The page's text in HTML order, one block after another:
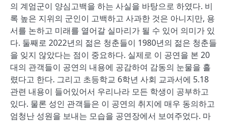
의 계엄군이 양심고백을 하는 사실을 바탕으로 하였다. 비
록 높은 지위의 군인이 고백하고 사과한 것은 아니지만, 용
서를 논하고 미래를 열어갈 실마리가 될 수 있어 의미가 있
다. 둘째로 2022년의 젊은 청춘들이 1980년의 젊은 청춘들
을 잊지 않았다는 점이 중요하다. 실제로 이 공연을 본 20
대의 관객들이 공연의 내용에 공감하여 감동의 눈물을 흘
렸다고 한다. 그리고 초등학교 6학년 사회 교과서에 5.18
관련 내용이 들어있어서 우리나라 모든 학생이 공부하고
있다. 물론 성인 관객들은 이 공연의 취지에 매우 동의하고
엄청난 성원을 보내는 모습을 공연장에서 보여주었다. 마